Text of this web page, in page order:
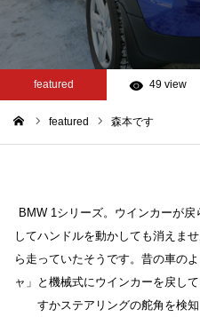
featured 49 view
featured 森本です
BMW 1シリーズ。ウインカーが
してハンドルを動かしても消えま
ら走っていたそうです。昔の車の
ャ」と機械式にウインカーを戻し
すかステアリングの舵角を検
工場日誌
お問い合わせ